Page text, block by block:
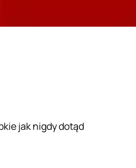
jak nigdy dotąd